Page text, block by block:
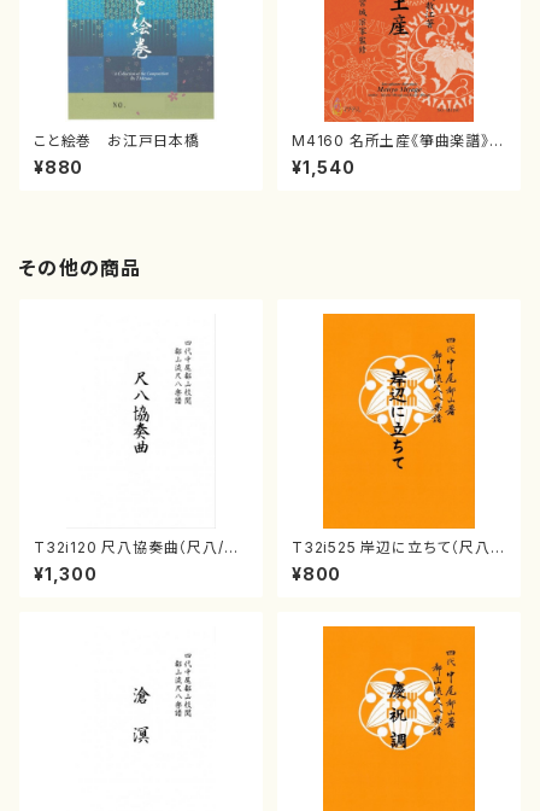
こと絵巻 お江戸日本橋
¥880
M4160 名所土産《箏曲楽譜》
（箏/宮城喜代子・宮城数江著・
宮城宗家監修/箏曲古典楽譜）
¥1,540
その他の商品
T32i120 尺八協奏曲（尺八/二
代 山本邦山/尺八/都山式譜）都
山流公刊楽譜曲番:569
¥1,300
T32i525 岸辺に立ちて（尺八/
初代 中村双葉/楽譜）都山流公
刊楽譜曲番:2234
¥800